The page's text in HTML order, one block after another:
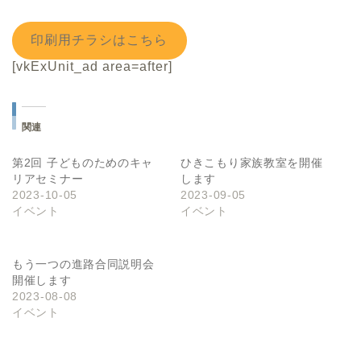
印刷用チラシはこちら
[vkExUnit_ad area=after]
関連
第2回 子どものためのキャ
リアセミナー
2023-10-05
イベント
ひきこもり家族教室を開催
します
2023-09-05
イベント
もう一つの進路合同説明会
開催します
2023-08-08
イベント